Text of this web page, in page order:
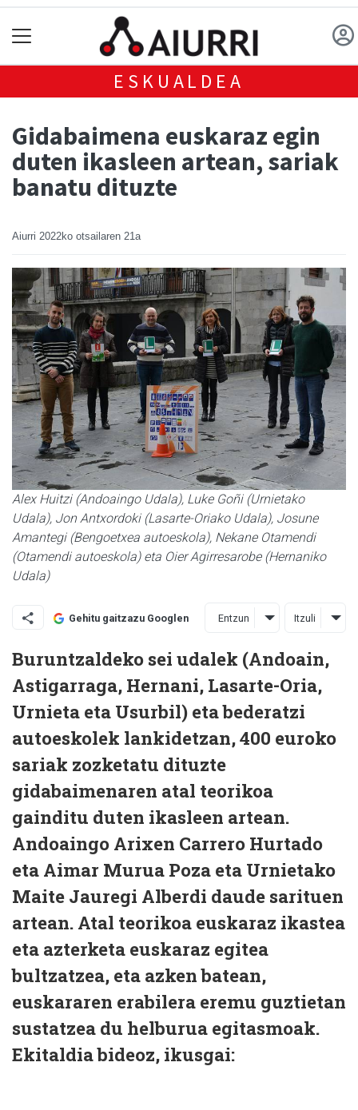
ESKUALDEA
Gidabaimena euskaraz egin
duten ikasleen artean, sariak
banatu dituzte
Aiurri 2022ko otsailaren 21a
Alex Huitzi (Andoaingo Udala), Luke Goñi (Urnietako
Udala), Jon Antxordoki (Lasarte-Oriako Udala), Josune
Amantegi (Bengoetxea autoeskola), Nekane Otamendi
(Otamendi autoeskola) eta Oier Agirresarobe (Hernaniko
Udala)
Gehitu gaitzazu Googlen Entzun Itzuli
Buruntzaldeko sei udalek (Andoain,
Astigarraga, Hernani, Lasarte-Oria,
Urnieta eta Usurbil) eta bederatzi
autoeskolek lankidetzan, 400 euroko
sariak zozketatu dituzte
gidabaimenaren atal teorikoa
gainditu duten ikasleen artean.
Andoaingo Arixen Carrero Hurtado
eta Aimar Murua Poza eta Urnietako
Maite Jauregi Alberdi daude sarituen
artean. Atal teorikoa euskaraz ikastea
eta azterketa euskaraz egitea
bultzatzea, eta azken batean,
euskararen erabilera eremu guztietan
sustatzea du helburua egitasmoak.
Ekitaldia bideoz, ikusgai: